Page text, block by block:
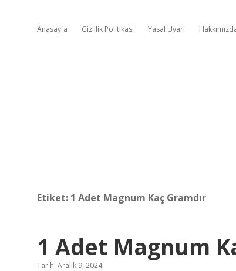
Anasayfa Gizlilik Politikası Yasal Uyarı
Etiket: 1 Adet Magnum Kaç Gramdır
1 Adet Magnum
Tarih: Aralık 9, 2024